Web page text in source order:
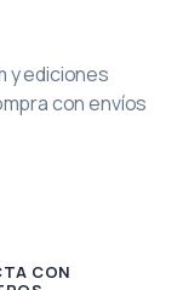
y ediciones
con envíos
CON